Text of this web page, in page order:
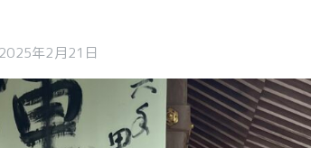
2025年2月21日